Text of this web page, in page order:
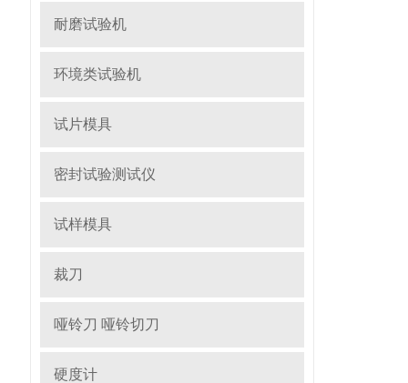
耐磨试验机
环境类试验机
试片模具
密封试验测试仪
试样模具
裁刀
哑铃刀 哑铃切刀
硬度计